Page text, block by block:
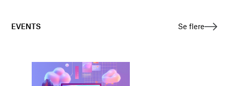
EVENTS Se flere